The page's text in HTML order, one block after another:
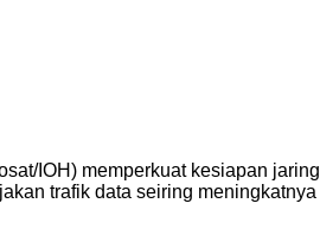
IOH) memperkuat kesiapan
trafik data seiring